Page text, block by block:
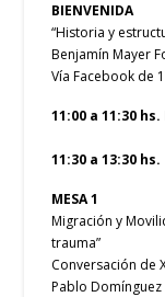
BIENVENIDA
“Historia y
Benjamín Mayer
Vía Facebook de
11:00 a 11:30 hs.
11:30 a 13:30 hs.
MESA 1
Migración y
trauma”
Conversación de
Pablo Domínguez